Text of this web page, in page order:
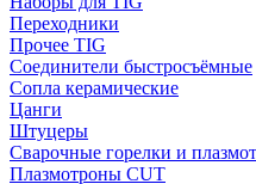
Переходники
Прочее TIG
Соединители быстросъёмные
Сопла керамические
Цанги
Штуцеры
Сварочные горелки и
Плазмотроны CUT